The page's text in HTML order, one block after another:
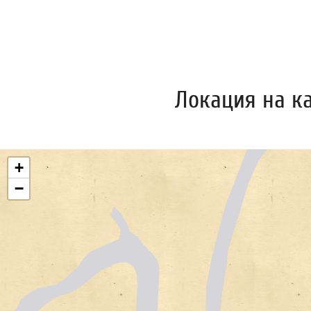
Локация на
+
−